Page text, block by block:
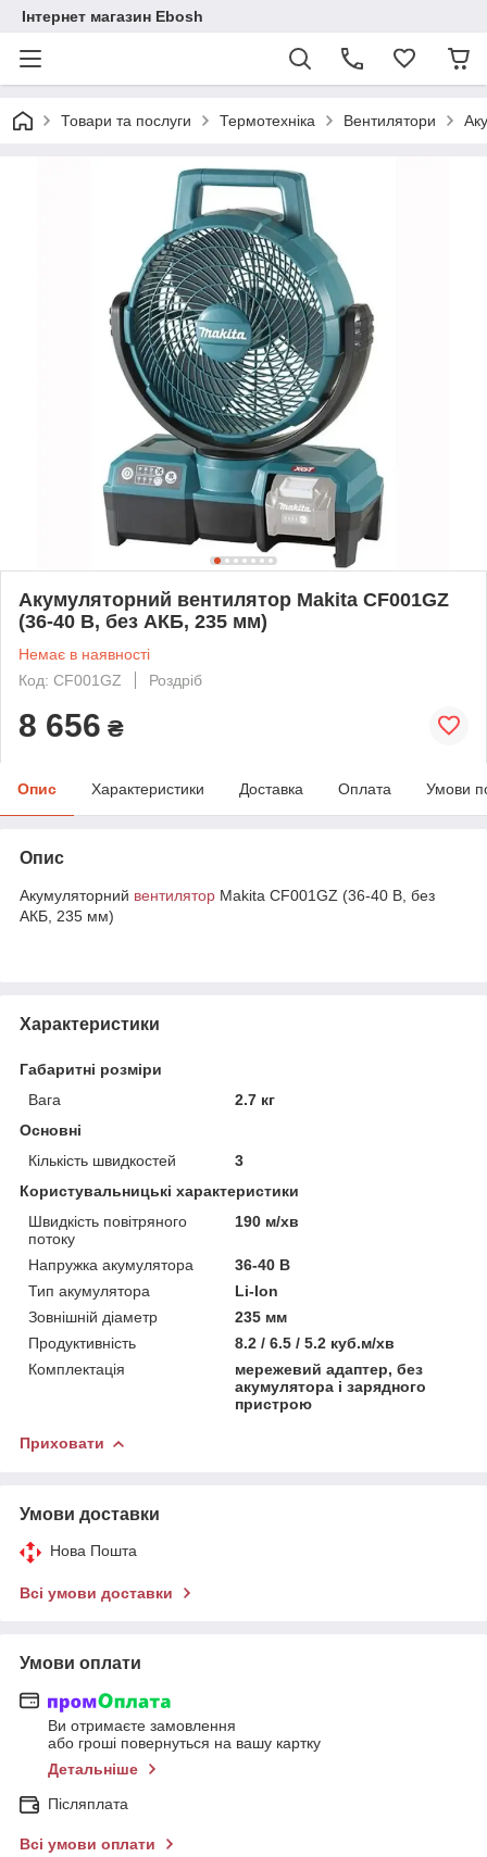
Інтернет магазин Ebosh
Товари та послуги Термотехніка Вентилятори
Акумуляторний вентилятор Makita CF001GZ
(36-40 В, без АКБ, 235 мм)
Немає в наявності
Код: CF001GZ
Роздріб
8 656 ₴
Опис Характеристики Доставка Оплата Умови
Опис
Акумуляторний вентилятор Makita CF001GZ (36-40 В, без
АКБ, 235 мм)
Характеристики
Габаритні розміри
Вага
2.7 кг
Основні
Кількість швидкостей
3
Користувальницькі характеристики
Швидкість повітряного
потоку
190 м/хв
Напружка акумулятора
36-40 В
Тип акумулятора
Li-Ion
Зовнішній діаметр
235 мм
Продуктивність
8.2 / 6.5 / 5.2 куб.м/хв
Комплектація
мережевий адаптер, без
акумулятора і зарядного
пристрою
Приховати
Умови доставки
Нова Пошта
Всі умови доставки
Умови оплати
Ви отримаєте замовлення
або гроші повернуться на вашу картку
Детальніше
Післяплата
Всі умови оплати